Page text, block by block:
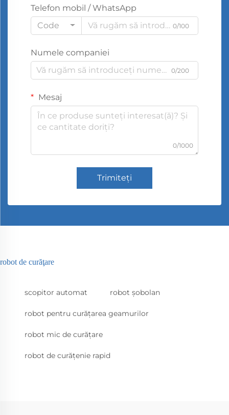
Telefon mobil / WhatsApp
Code
0/100
Numele companiei
0/200
Mesaj
0/1000
Trimiteți
robot de curăţare
scopitor automat robot şobolan
robot pentru curățarea geamurilor
robot mic de curățare
robot de curățenie rapid